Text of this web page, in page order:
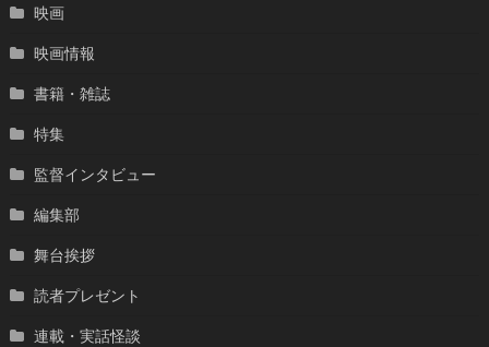
映画
映画情報
書籍・雑誌
特集
監督インタビュー
編集部
舞台挨拶
読者プレゼント
連載・実話怪談